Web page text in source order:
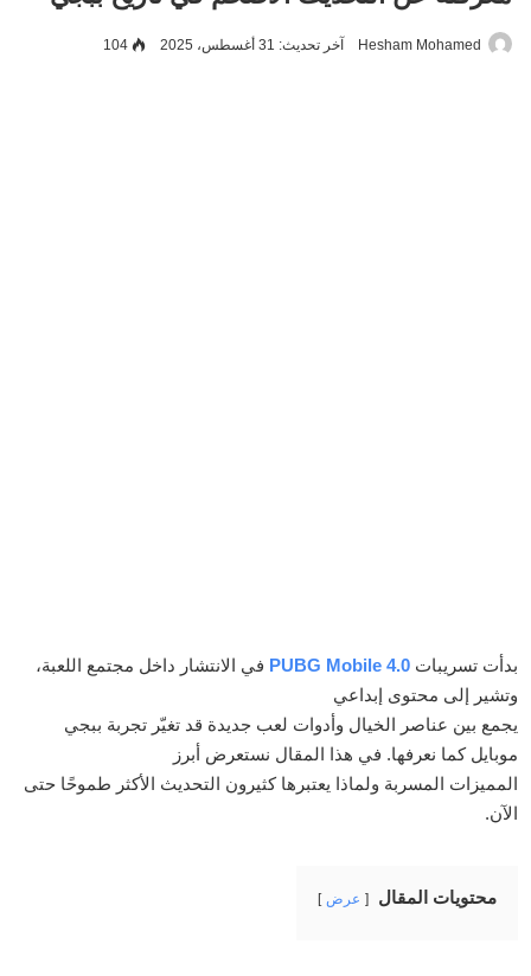
Hesham Mohamed آخر تحديث: 31 أغسطس، 2025 104
بدأت تسريبات PUBG Mobile 4.0 في الانتشار داخل مجتمع اللعبة،
وتشير إلى محتوى إبداعي
يجمع بين عناصر الخيال وأدوات لعب جديدة قد تغيّر تجربة ببجي
موبايل كما نعرفها. في هذا المقال نستعرض أبرز
المميزات المسربة ولماذا يعتبرها كثيرون التحديث الأكثر طموحًا حتى
الآن.
محتويات المقال عرض